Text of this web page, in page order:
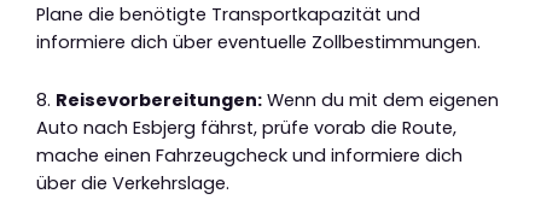
Plane die benötigte Transportkapazität und
informiere dich über eventuelle Zollbestimmungen.
8. Reisevorbereitungen: Wenn du mit dem eigenen
Auto nach Esbjerg fährst, prüfe vorab die Route,
mache einen Fahrzeugcheck und informiere dich
über die Verkehrslage.